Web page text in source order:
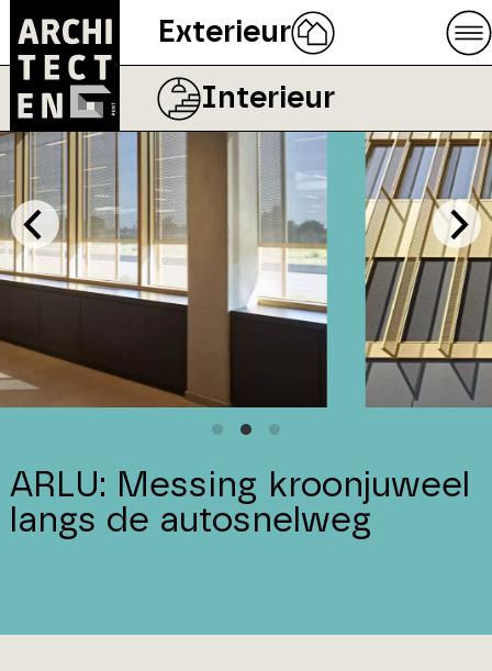
Exterieur
Interieur
ARLU: Messing kroonjuweel
langs de autosnelweg